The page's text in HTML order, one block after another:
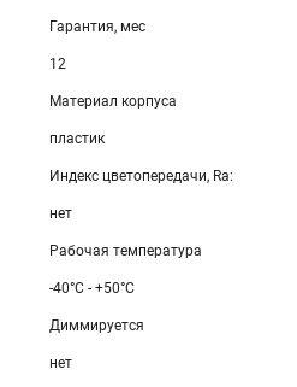
Гарантия, мес
12
Материал корпуса
пластик
Индекс цветопередачи, Ra:
нет
Рабочая температура
-40°C - +50°C
Диммируется
нет